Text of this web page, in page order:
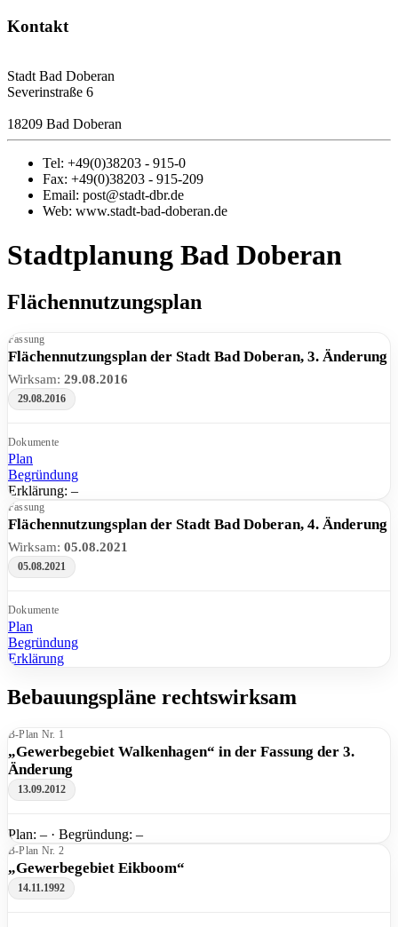
Kontakt
Stadt Bad Doberan
Severinstraße 6
18209 Bad Doberan
Tel: +49(0)38203 - 915-0
Fax: +49(0)38203 - 915-209
Email: post@stadt-dbr.de
Web: www.stadt-bad-doberan.de
Stadtplanung Bad Doberan
Flächennutzungsplan
Fassung
Flächennutzungsplan der Stadt Bad Doberan, 3. Änderung
Wirksam: 29.08.2016
29.08.2016
Dokumente
Plan
Begründung
Erklärung: –
Fassung
Flächennutzungsplan der Stadt Bad Doberan, 4. Änderung
Wirksam: 05.08.2021
05.08.2021
Dokumente
Plan
Begründung
Erklärung
Bebauungspläne rechtswirksam
B-Plan Nr. 1
„Gewerbegebiet Walkenhagen“ in der Fassung der 3.
Änderung
13.09.2012
Plan: – · Begründung: –
B-Plan Nr. 2
„Gewerbegebiet Eikboom“
14.11.1992